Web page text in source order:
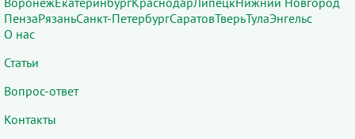
ПензаРязаньСанкт-ПетербургСаратовТверьТулаЭнгельс
О нас
Статьи
Вопрос-ответ
Контакты